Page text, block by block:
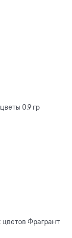
0,9 гр
Фрагрант